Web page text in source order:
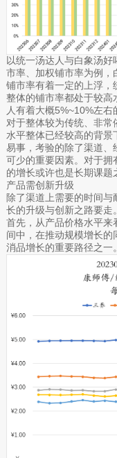
以统一汤达人与白象汤好
市率、加权铺市率为例，
铺市率有着一定的上浮
整体的铺市率都处于较高
人有着大概5%~10%左右
对于整体较为传统、非
水平整体已经较高的背
易事，考验的除了渠道、
可少的重要因素。对于拥
的增长或许也是长期课题
产品需创新升级
除了渠道上需要的时间
长的升级与创新之路要走。
首先，从产品价格水平来
间中，在推动规模增长
消品增长的重要路径之一。